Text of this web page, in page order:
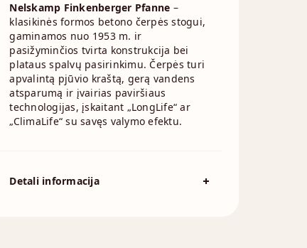
Nelskamp Finkenberger Pfanne –
klasikinės formos betono čerpės stogui,
gaminamos nuo 1953 m. ir
pasižyminčios tvirta konstrukcija bei
plataus spalvų pasirinkimu. Čerpės turi
apvalintą pjūvio kraštą, gerą vandens
atsparumą ir įvairias paviršiaus
technologijas, įskaitant „LongLife“ ar
„ClimaLife“ su savęs valymo efektu.
Detali informacija